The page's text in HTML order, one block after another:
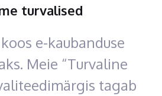
turvalised
e-kaubanduse
Meie “Turvaline
tagab